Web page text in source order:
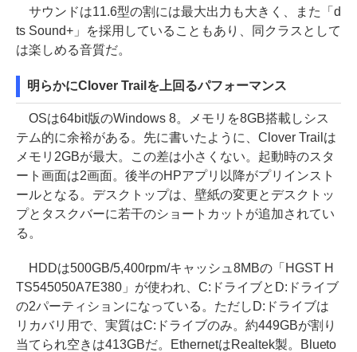
サウンドは11.6型の割には最大出力も大きく、また「d
ts Sound+」を採用していることもあり、同クラスとして
は楽しめる音質だ。
明らかにClover Trailを上回るパフォーマンス
OSは64bit版のWindows 8。メモリを8GB搭載しシス
テム的に余裕がある。先に書いたように、Clover Trailは
メモリ2GBが最大。この差は小さくない。起動時のスタ
ート画面は2画面。後半のHPアプリ以降がプリインスト
ールとなる。デスクトップは、壁紙の変更とデスクトッ
プとタスクバーに若干のショートカットが追加されてい
る。
HDDは500GB/5,400rpm/キャッシュ8MBの「HGST H
TS545050A7E380」が使われ、C:ドライブとD:ドライブ
の2パーティションになっている。ただしD:ドライブは
リカバリ用で、実質はC:ドライブのみ。約449GBが割り
当てられ空きは413GBだ。EthernetはRealtek製。Blueto